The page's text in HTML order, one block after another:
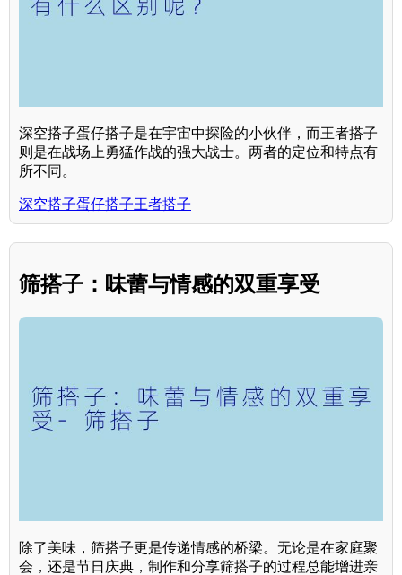
深空搭子蛋仔搭子是在宇宙中探险的小伙伴，而王者搭子
则是在战场上勇猛作战的强大战士。两者的定位和特点有
所不同。
深空搭子蛋仔搭子王者搭子
筛搭子：味蕾与情感的双重享受
除了美味，筛搭子更是传递情感的桥梁。无论是在家庭聚
会，还是节日庆典，制作和分享筛搭子的过程总能增进亲